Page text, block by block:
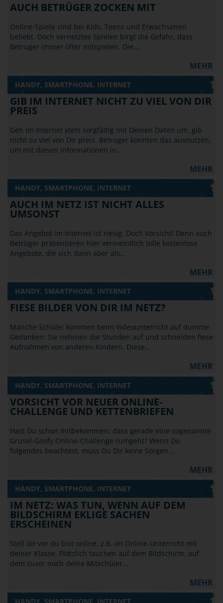
AUCH BETRÜGER ZOCKEN MIT
Online-Spiele sind bei Kids, Teens und Erwachsenen
beliebt. Doch vernetztes Spielen birgt die Gefahr, dass
Betrüger immer öfter mitspielen. Die…
MEHR
HANDY, SMARTPHONE, INTERNET
GIB IM INTERNET NICHT ZU VIEL VON DIR
PREIS
Geh im Internet stets sorgfältig mit Deinen Daten um, gib
nicht zu viel von Dir preis. Betrüger könnten das ausnutzen,
um mit diesen Informationen in…
MEHR
HANDY, SMARTPHONE, INTERNET
AUCH IM NETZ IST NICHT ALLES
UMSONST
Das Angebot im Internet ist riesig. Doch Vorsicht! Denn auch
Betrüger präsentieren hier vermeintlich tolle kostenlose
Angebote, die sich dann aber als…
MEHR
HANDY, SMARTPHONE, INTERNET
FIESE BILDER VON DIR IM NETZ?
Manche Schüler kommen beim Videounterricht auf dumme
Gedanken: Sie nehmen die Stunden auf und schneiden fiese
Aufnahmen von anderen Kindern. Diese…
MEHR
HANDY, SMARTPHONE, INTERNET
VORSICHT VOR NEUER ONLINE-
CHALLENGE UND KETTENBRIEFEN
Hast Du schon mitbekommen, dass gerade eine sogenannte
Grusel-Goofy Online-Challenge rumgeht? Wenn Du
folgendes beachtest, muss Du Dir keine Sorgen…
MEHR
HANDY, SMARTPHONE, INTERNET
IM NETZ: WAS TUN, WENN AUF DEM
BILDSCHIRM EKLIGE SACHEN
ERSCHEINEN
Stell dir vor du bist online, z.B. im Online-Unterricht mit
deiner Klasse. Plötzlich tauchen auf dem Bildschirm, auf
dem zuvor noch deine Mitschüler…
MEHR